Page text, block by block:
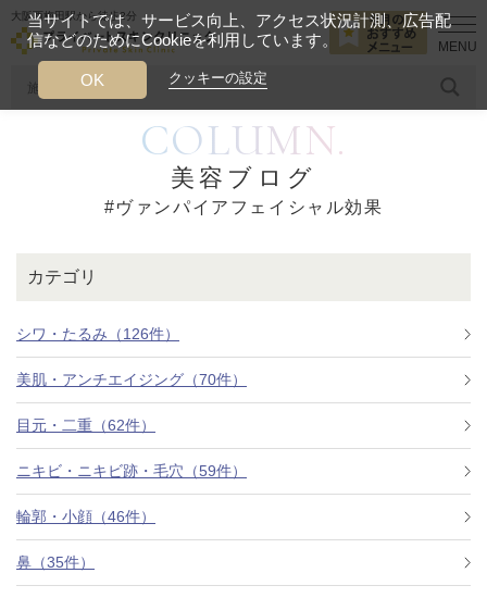
大阪西梅田駅から徒歩2分
糸リフト ヒアルロン酸
今月のおすすめメニュー
クリニックについて
料金一覧
施術症例
ヴァンパイアフェイシャル効果
COLUMN.
美容ブログ
#ヴァンパイアフェイシャル効果
カテゴリ
シワ・たるみ（126件）
美肌・アンチエイジング（70件）
目元・二重（62件）
ニキビ・ニキビ跡・毛穴（59件）
輪郭・小顔（46件）
鼻（35件）
当サイトでは、サービス向上、アクセス状況計測、広告配
信などのためにCookieを利用しています。
クッキーの設定
OK